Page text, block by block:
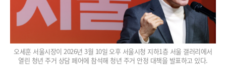
오세훈 서울시장이 2026년 3월 10일 오후 서울시청 지하1층 서울 갤러리에서
열린 청년 주거 상담 페어에 참석해 청년 주거 안정 대책을 발표하고 있다.